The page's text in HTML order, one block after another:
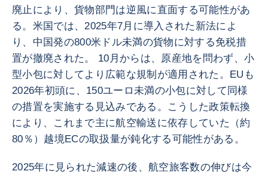
廃止により、貨物部門は逆風に直面する可能性があ
る。米国では、2025年7月に導入された新法によ
り、中国発の800米ドル未満の貨物に対する免税措
置が撤廃された。 10月からは、原産地を問わず、小
型小包に対してより広範な規制が適用された。EUも
2026年初頭に、150ユーロ未満の小包に対して同様
の措置を実施する見込みである。こうした政策転換
により、これまで主に航空輸送に依存していた（約
80％）越境ECの取扱量が鈍化する可能性がある。
2025年に見られた減速の後、航空旅客数の伸びは今